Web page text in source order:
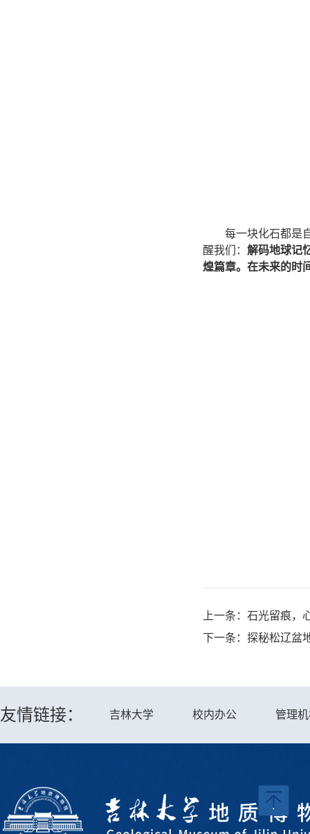
每一块化石都是
醒我们： 解码地球记
煌篇章。在未来的时
上一条： 石光留痕，
下一条： 探秘松辽盆
友情链接： 吉林大学 校内办公 管理